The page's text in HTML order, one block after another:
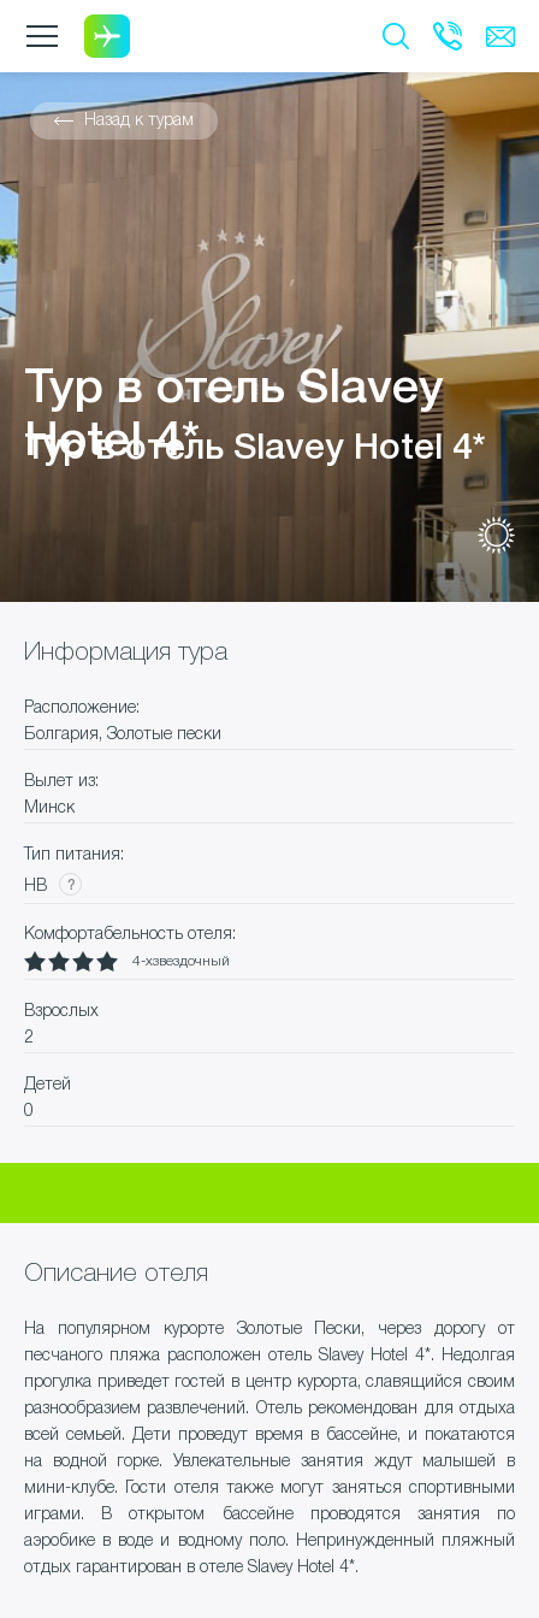
Тур в отель Slavey
Hotel 4*
Назад к турам
Тур в отель Slavey Hotel 4*
Информация тура
Расположение:
Болгария, Золотые пески
Вылет из:
Минск
Тип питания:
HB
Комфортабельность отеля:
4-хзвездочный
Взрослых
2
Детей
0
Описание отеля
На популярном курорте Золотые Пески, через дорогу от
песчаного пляжа расположен отель Slavey Hotel 4*. Недолгая
прогулка приведет гостей в центр курорта, славящийся своим
разнообразием развлечений. Отель рекомендован для отдыха
всей семьей. Дети проведут время в бассейне, и покатаются
на водной горке. Увлекательные занятия ждут малышей в
мини-клубе. Гости отеля также могут заняться спортивными
играми. В открытом бассейне проводятся занятия по
аэробике в воде и водному поло. Непринужденный пляжный
отдых гарантирован в отеле Slavey Hotel 4*.